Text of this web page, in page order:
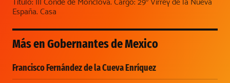
España. Casa
Más enGobernantes de Mexico
Francisco Fernández de la Cueva Enríquez